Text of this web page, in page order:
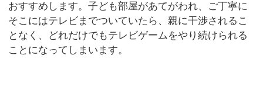
おすすめします。子ども部屋があてがわれ、ご丁寧に
そこにはテレビまでついていたら、親に干渉されるこ
となく、どれだけでもテレビゲームをやり続けられる
ことになってしまいます。